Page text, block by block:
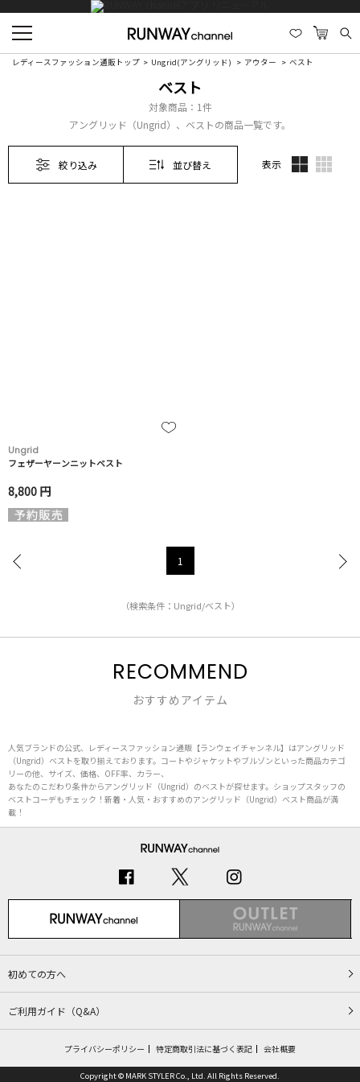
レディースファッション通販トップ Ungrid(アングリッド) アウター ベスト
ベスト
対象商品： 1件
アングリッド（Ungrid）、ベストの商品一覧です。
絞り込み 並び替え 表示
Ungrid
フェザーヤーンニットベスト
8,800 円
1
（検索条件：Ungrid/ベスト）
RECOMMEND
おすすめアイテム
人気ブランドの公式、レディースファッション通販【ランウェイチャンネル】はアングリッド
（Ungrid）ベストを取り揃えております。コートやジャケットやブルゾンといった商品カテゴ
リーの他、サイズ、価格、OFF率、カラー、
あなたのこだわり条件からアングリッド（Ungrid）のベストが探せます。ショップスタッフの
ベストコーデもチェック！新着・人気・おすすめのアングリッド（Ungrid）ベスト商品が満
載！
初めての方へ
ご利用ガイド（Q&A）
プライバシーポリシー 特定商取引法に基づく表記 会社概要
Copyright © MARK STYLER Co., Ltd. All Rights Reserved.